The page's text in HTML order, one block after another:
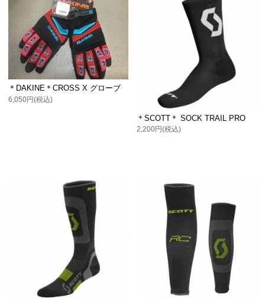
＊DAKINE＊CROSS X グローブ
6,050円(税込)
＊SCOTT＊ SOCK TRAIL PRO
2,200円(税込)